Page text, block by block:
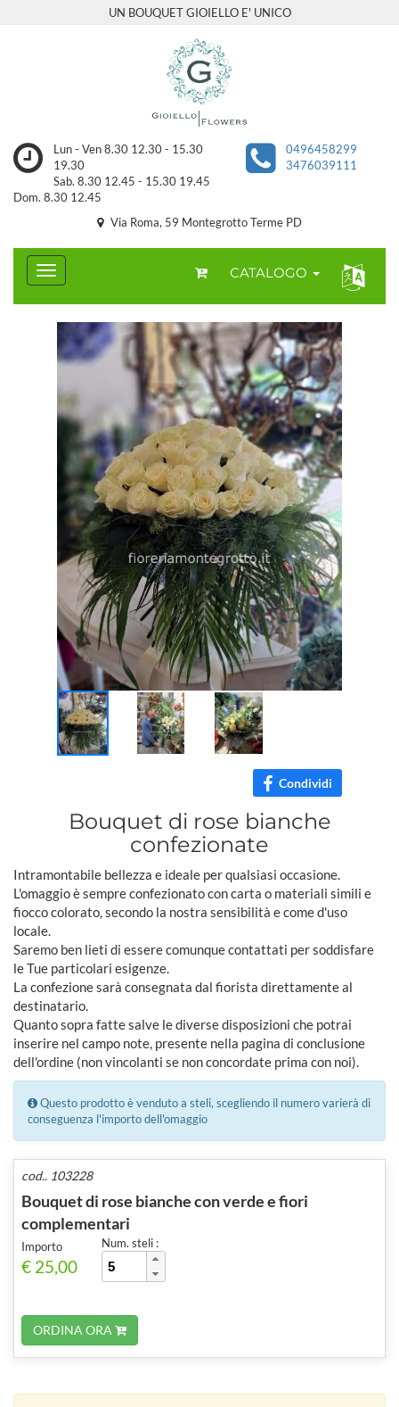
UN BOUQUET GIOIELLO E' UNICO
Lun - Ven 8.30 12.30 - 15.30
19.30
Sab. 8.30 12.45 - 15.30 19.45
Dom. 8.30 12.45
0496458299
3476039111
Via Roma, 59 Montegrotto Terme PD
CATALOGO
Condividi
Bouquet di rose bianche
confezionate
Intramontabile bellezza e ideale per qualsiasi occasione.
L'omaggio è sempre confezionato con carta o materiali simili e
fiocco colorato, secondo la nostra sensibilità e come d'uso
locale.
Saremo ben lieti di essere comunque contattati per soddisfare
le Tue particolari esigenze.
La confezione sarà consegnata dal fiorista direttamente al
destinatario.
Quanto sopra fatte salve le diverse disposizioni che potrai
inserire nel campo note, presente nella pagina di conclusione
dell'ordine (non vincolanti se non concordate prima con noi).
Questo prodotto è venduto a steli, scegliendo il numero varierà di
conseguenza l'importo dell'omaggio
cod.. 103228
Bouquet di rose bianche con verde e fiori
complementari
Importo
€ 25,00
Num. steli :
ORDINA ORA